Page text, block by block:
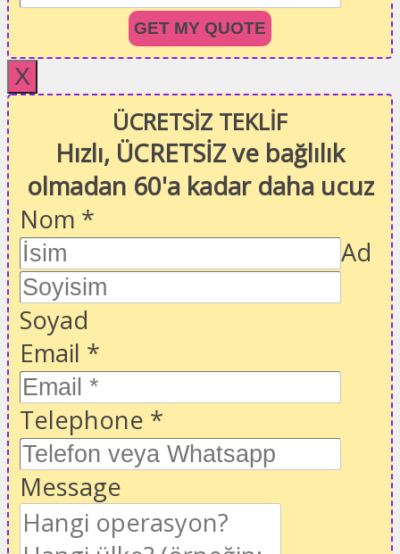
GET MY QUOTE
X
ÜCRETSİZ TEKLİF
Hızlı, ÜCRETSİZ ve bağlılık
olmadan 60'a kadar daha ucuz
Nom *
Ad
Soyad
Email *
Telephone *
Message